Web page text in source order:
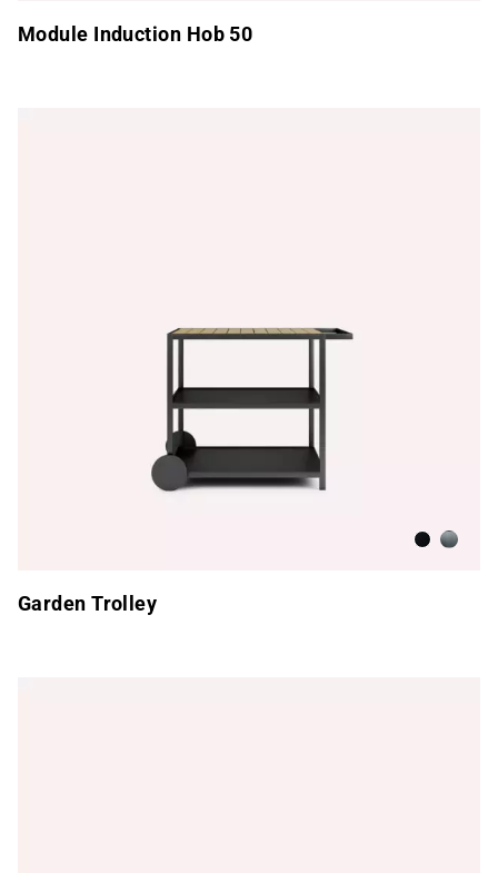
Module Induction Hob 50
Antracita
Acero
Garden Trolley